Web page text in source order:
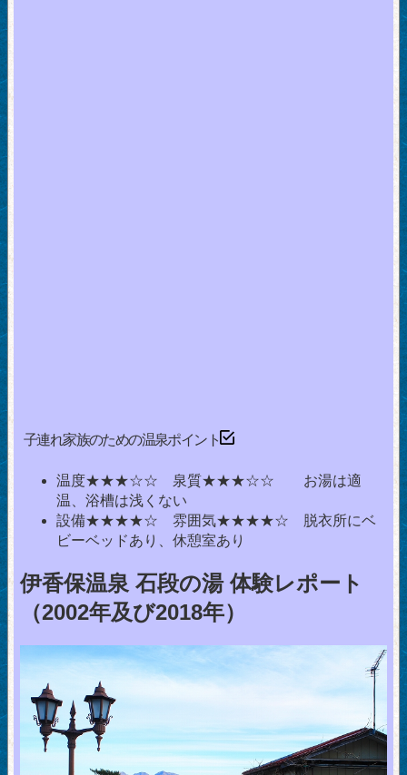
子連れ家族のための温泉ポイント
温度★★★☆☆ 泉質★★★☆☆ お湯は適
温、浴槽は浅くない
設備★★★★☆ 雰囲気★★★★☆ 脱衣所にベ
ビーベッドあり、休憩室あり
伊香保温泉 石段の湯 体験レポート
（2002年及び2018年）